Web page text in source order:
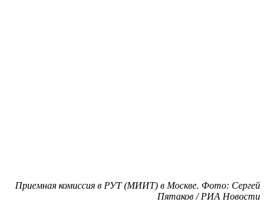
Приемная комиссия в РУТ (МИИТ) в Москве. Фото: Сергей
Пятаков / РИА Новости